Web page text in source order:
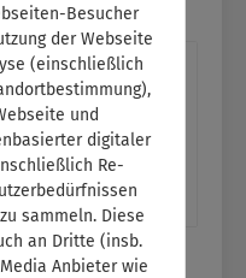
mehr
die Spannung in
Schulungsteil:-
Besucher
der Webseite
(einschließlich
und
digitaler
Re-
sammeln. Diese
an Dritte (insb.
Anbieter wie